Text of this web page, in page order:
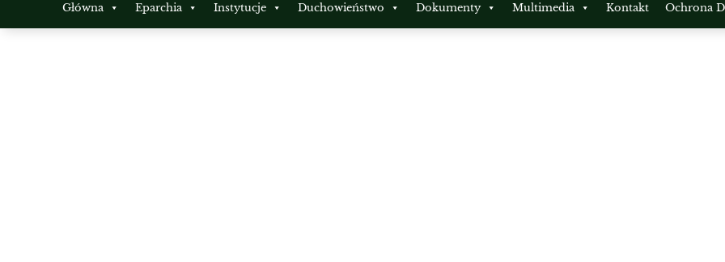
Główna Eparchia Instytucje Duchowieństwo Dokumenty Multimedia Kontakt Ochrona